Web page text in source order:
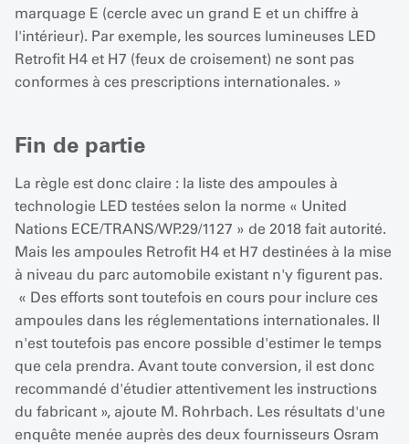
marquage E (cercle avec un grand E et un chiffre à
l'intérieur). Par exemple, les sources lumineuses LED
Retrofit H4 et H7 (feux de croisement) ne sont pas
conformes à ces prescriptions internationales. »
Fin de partie
La règle est donc claire : la liste des ampoules à
technologie LED testées selon la norme « United
Nations ECE/TRANS/WP.29/1127 » de 2018 fait autorité.
Mais les ampoules Retrofit H4 et H7 destinées à la mise
à niveau du parc automobile existant n'y figurent pas.
« Des efforts sont toutefois en cours pour inclure ces
ampoules dans les réglementations internationales. Il
n'est toutefois pas encore possible d'estimer le temps
que cela prendra. Avant toute conversion, il est donc
recommandé d'étudier attentivement les instructions
du fabricant », ajoute M. Rohrbach. Les résultats d'une
enquête menée auprès des deux fournisseurs Osram